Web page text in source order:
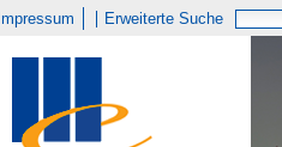
Impressum Erweiterte Suche